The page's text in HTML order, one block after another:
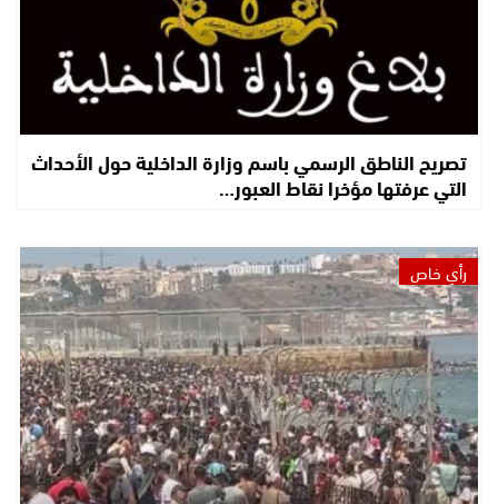
تصريح الناطق الرسمي باسم وزارة الداخلية حول الأحداث
التي عرفتها مؤخرا نقاط العبور…
رأي خاص